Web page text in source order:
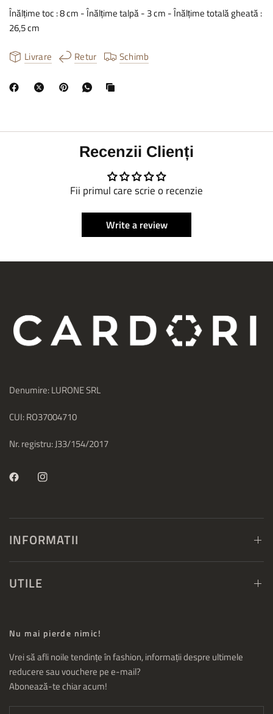
Înălțime toc : 8 cm - Înălțime talpă - 3 cm - Înălțime totală gheată :
26,5 cm
Livrare Retur Schimb
Recenzii Clienți
Fii primul care scrie o recenzie
Write a review
Denumire: LURONE SRL
CUI: RO37004710
Nr. registru: J33/154/2017
INFORMATII
UTILE
Nu mai pierde nimic!
Vrei să afli noile tendințe în fashion, informații despre ultimele
reducere sau vouchere pe e-mail?
Abonează-te chiar acum!